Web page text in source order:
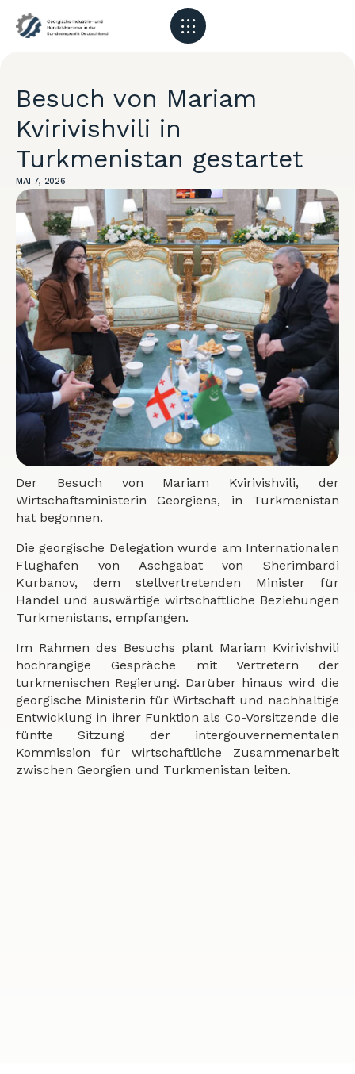
Besuch von Mariam
Kvirivishvili in
Turkmenistan gestartet
MAI 7, 2026
Der Besuch von Mariam Kvirivishvili, der
Wirtschaftsministerin Georgiens, in Turkmenistan
hat begonnen.
Die georgische Delegation wurde am Internationalen
Flughafen von Aschgabat von Sherimbardi
Kurbanov, dem stellvertretenden Minister für
Handel und auswärtige wirtschaftliche Beziehungen
Turkmenistans, empfangen.
Im Rahmen des Besuchs plant Mariam Kvirivishvili
hochrangige Gespräche mit Vertretern der
turkmenischen Regierung. Darüber hinaus wird die
georgische Ministerin für Wirtschaft und nachhaltige
Entwicklung in ihrer Funktion als Co-Vorsitzende die
fünfte Sitzung der intergouvernementalen
Kommission für wirtschaftliche Zusammenarbeit
zwischen Georgien und Turkmenistan leiten.